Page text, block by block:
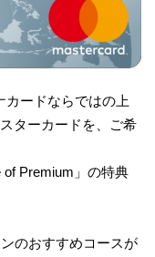
カードならではの上
ターカードを、ご希
of Premium」の特典
のおすすめコースが